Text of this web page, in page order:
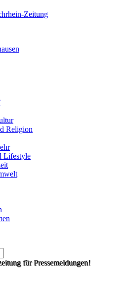
Religion
Lifestyle
für Pressemeldungen!